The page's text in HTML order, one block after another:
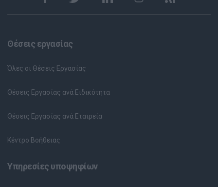
Θέσεις εργασίας
Όλες οι Θέσεις Εργασίας
Θέσεις Εργασίας ανά Ειδικότητα
Θέσεις Εργασίας ανά Εταιρεία
Κέντρο Βοήθειας
Υπηρεσίες υποψηφίων